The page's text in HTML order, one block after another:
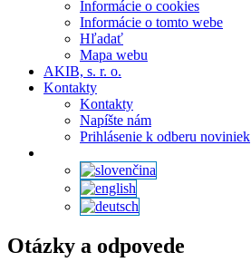
Informácie o cookies
Informácie o tomto webe
Hľadať
Mapa webu
AKIB, s. r. o.
Kontakty
Kontakty
Napíšte nám
Prihlásenie k odberu noviniek
Otázky a odpovede